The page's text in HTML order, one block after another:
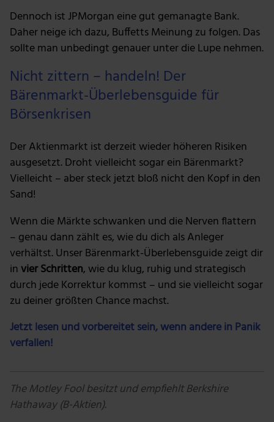
Dennoch ist JPMorgan eine gut gemanagte Bank.
Daher neige ich dazu, Buffetts Meinung zu folgen. Das
sollte man unbedingt genauer unter die Lupe nehmen.
Nicht zittern – handeln! Der
Bärenmarkt-Überlebensguide für
Börsenkrisen
Der Aktienmarkt ist derzeit wieder höheren Risiken
ausgesetzt. Droht vielleicht sogar ein Bärenmarkt?
Vielleicht – aber steck jetzt bloß nicht den Kopf in den
Sand!
Wenn die Märkte schwanken und die Nerven flattern
– genau dann zählt es, wie du dich als Anleger
verhältst. Unser Bärenmarkt-Überlebensguide zeigt dir
invier Schritten, wie du klug, ruhig und strategisch
durch jede Korrektur kommst – und sie vielleicht sogar
zu deiner größten Chance machst.
Jetzt lesen und vorbereitet sein, wenn andere in Panik
verfallen!
The Motley Fool besitzt und empfiehlt Berkshire
Hathaway (B-Aktien).